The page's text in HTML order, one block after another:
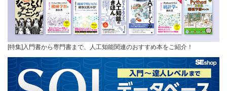
[特集]入門書から専門書まで、人工知能関連のおすすめ本をご紹介！